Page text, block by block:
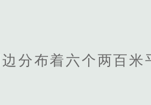
分布着六个两百米